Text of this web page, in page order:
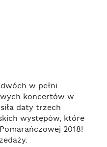
w pełni
koncertów w
daty trzech
występów, które
2018!